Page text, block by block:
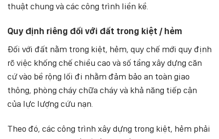
thuật chung và các công trình liền kề.
Quy định riêng đối với đất trong kiệt / hẻm
Đối với đất nằm trong kiệt, hẻm, quy chế mới quy định
rõ việc khống chế chiều cao và số tầng xây dựng căn
cứ vào bề rộng lối đi nhằm đảm bảo an toàn giao
thông, phòng cháy chữa cháy và khả năng tiếp cận
của lực lượng cứu nạn.
Theo đó, các công trình xây dựng trong kiệt, hẻm phải